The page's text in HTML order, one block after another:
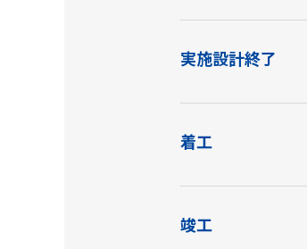
実施設計終了
着工
竣工